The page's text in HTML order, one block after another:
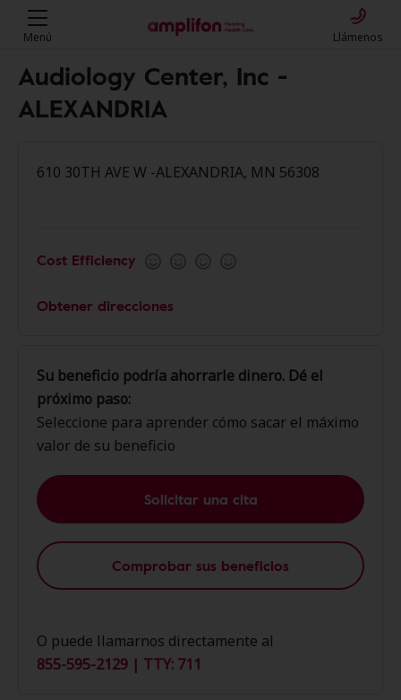
Menú Llámenos
Audiology Center, Inc -
ALEXANDRIA
610 30TH AVE W -ALEXANDRIA, MN 56308
Cost Efficiency
Obtener direcciones
Su beneficio podría ahorrarle dinero. Dé el
próximo paso:
Seleccione para aprender cómo sacar el máximo
valor de su beneficio
Solicitar una cita
Comprobar sus beneficios
O puede llamarnos directamente al
855-595-2129 | TTY: 711